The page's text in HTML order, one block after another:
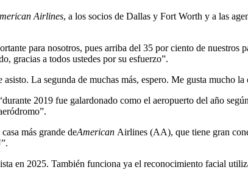
Airlines, a los socios de Dallas y Fort Worth y a las
para nosotros, pues arriba del 35 por ciento de nuestros
gracias a todos ustedes por su esfuerzo”.
La segunda de muchas más, espero. Me gusta mucho
2019 fue galardonado como el aeropuerto del año según
más grande deAmerican Airlines (AA), que tiene gran
en 2025. También funciona ya el reconocimiento facial